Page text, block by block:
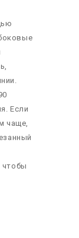
Если
чаще,